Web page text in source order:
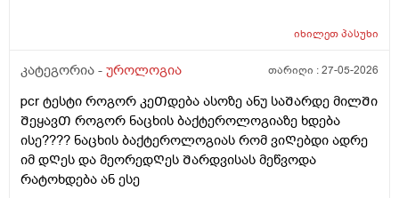
იხილეთპასუხი
კატეგორია - უროლოგია თარიღი :27-05-2026
pcr ტესტი როგორ კეᲗდება ასოზე ანუ საᲨარდე მილᲨი
ᲨეყავᲗ როგორ ნაცხის ბაქტეროლოგიაზე ხდება
ისე???? ნაცხის ბაქტეროლოგიას რომ ვიᲦებდი ადრე
იმ დᲦეს და მეორედᲦეს Შარდვისას მეწვოდა
რატოხდება ან ესე